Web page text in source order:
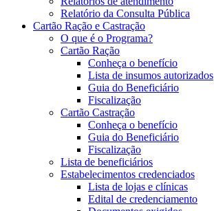
Relatório da Consulta Pública
Cartão Ração e Castração
O que é o Programa?
Cartão Ração
Conheça o benefício
Lista de insumos autorizados
Guia do Beneficiário
Fiscalização
Cartão Castração
Conheça o benefício
Guia do Beneficiário
Fiscalização
Lista de beneficiários
Estabelecimentos credenciados
Lista de lojas e clínicas
Edital de credenciamento